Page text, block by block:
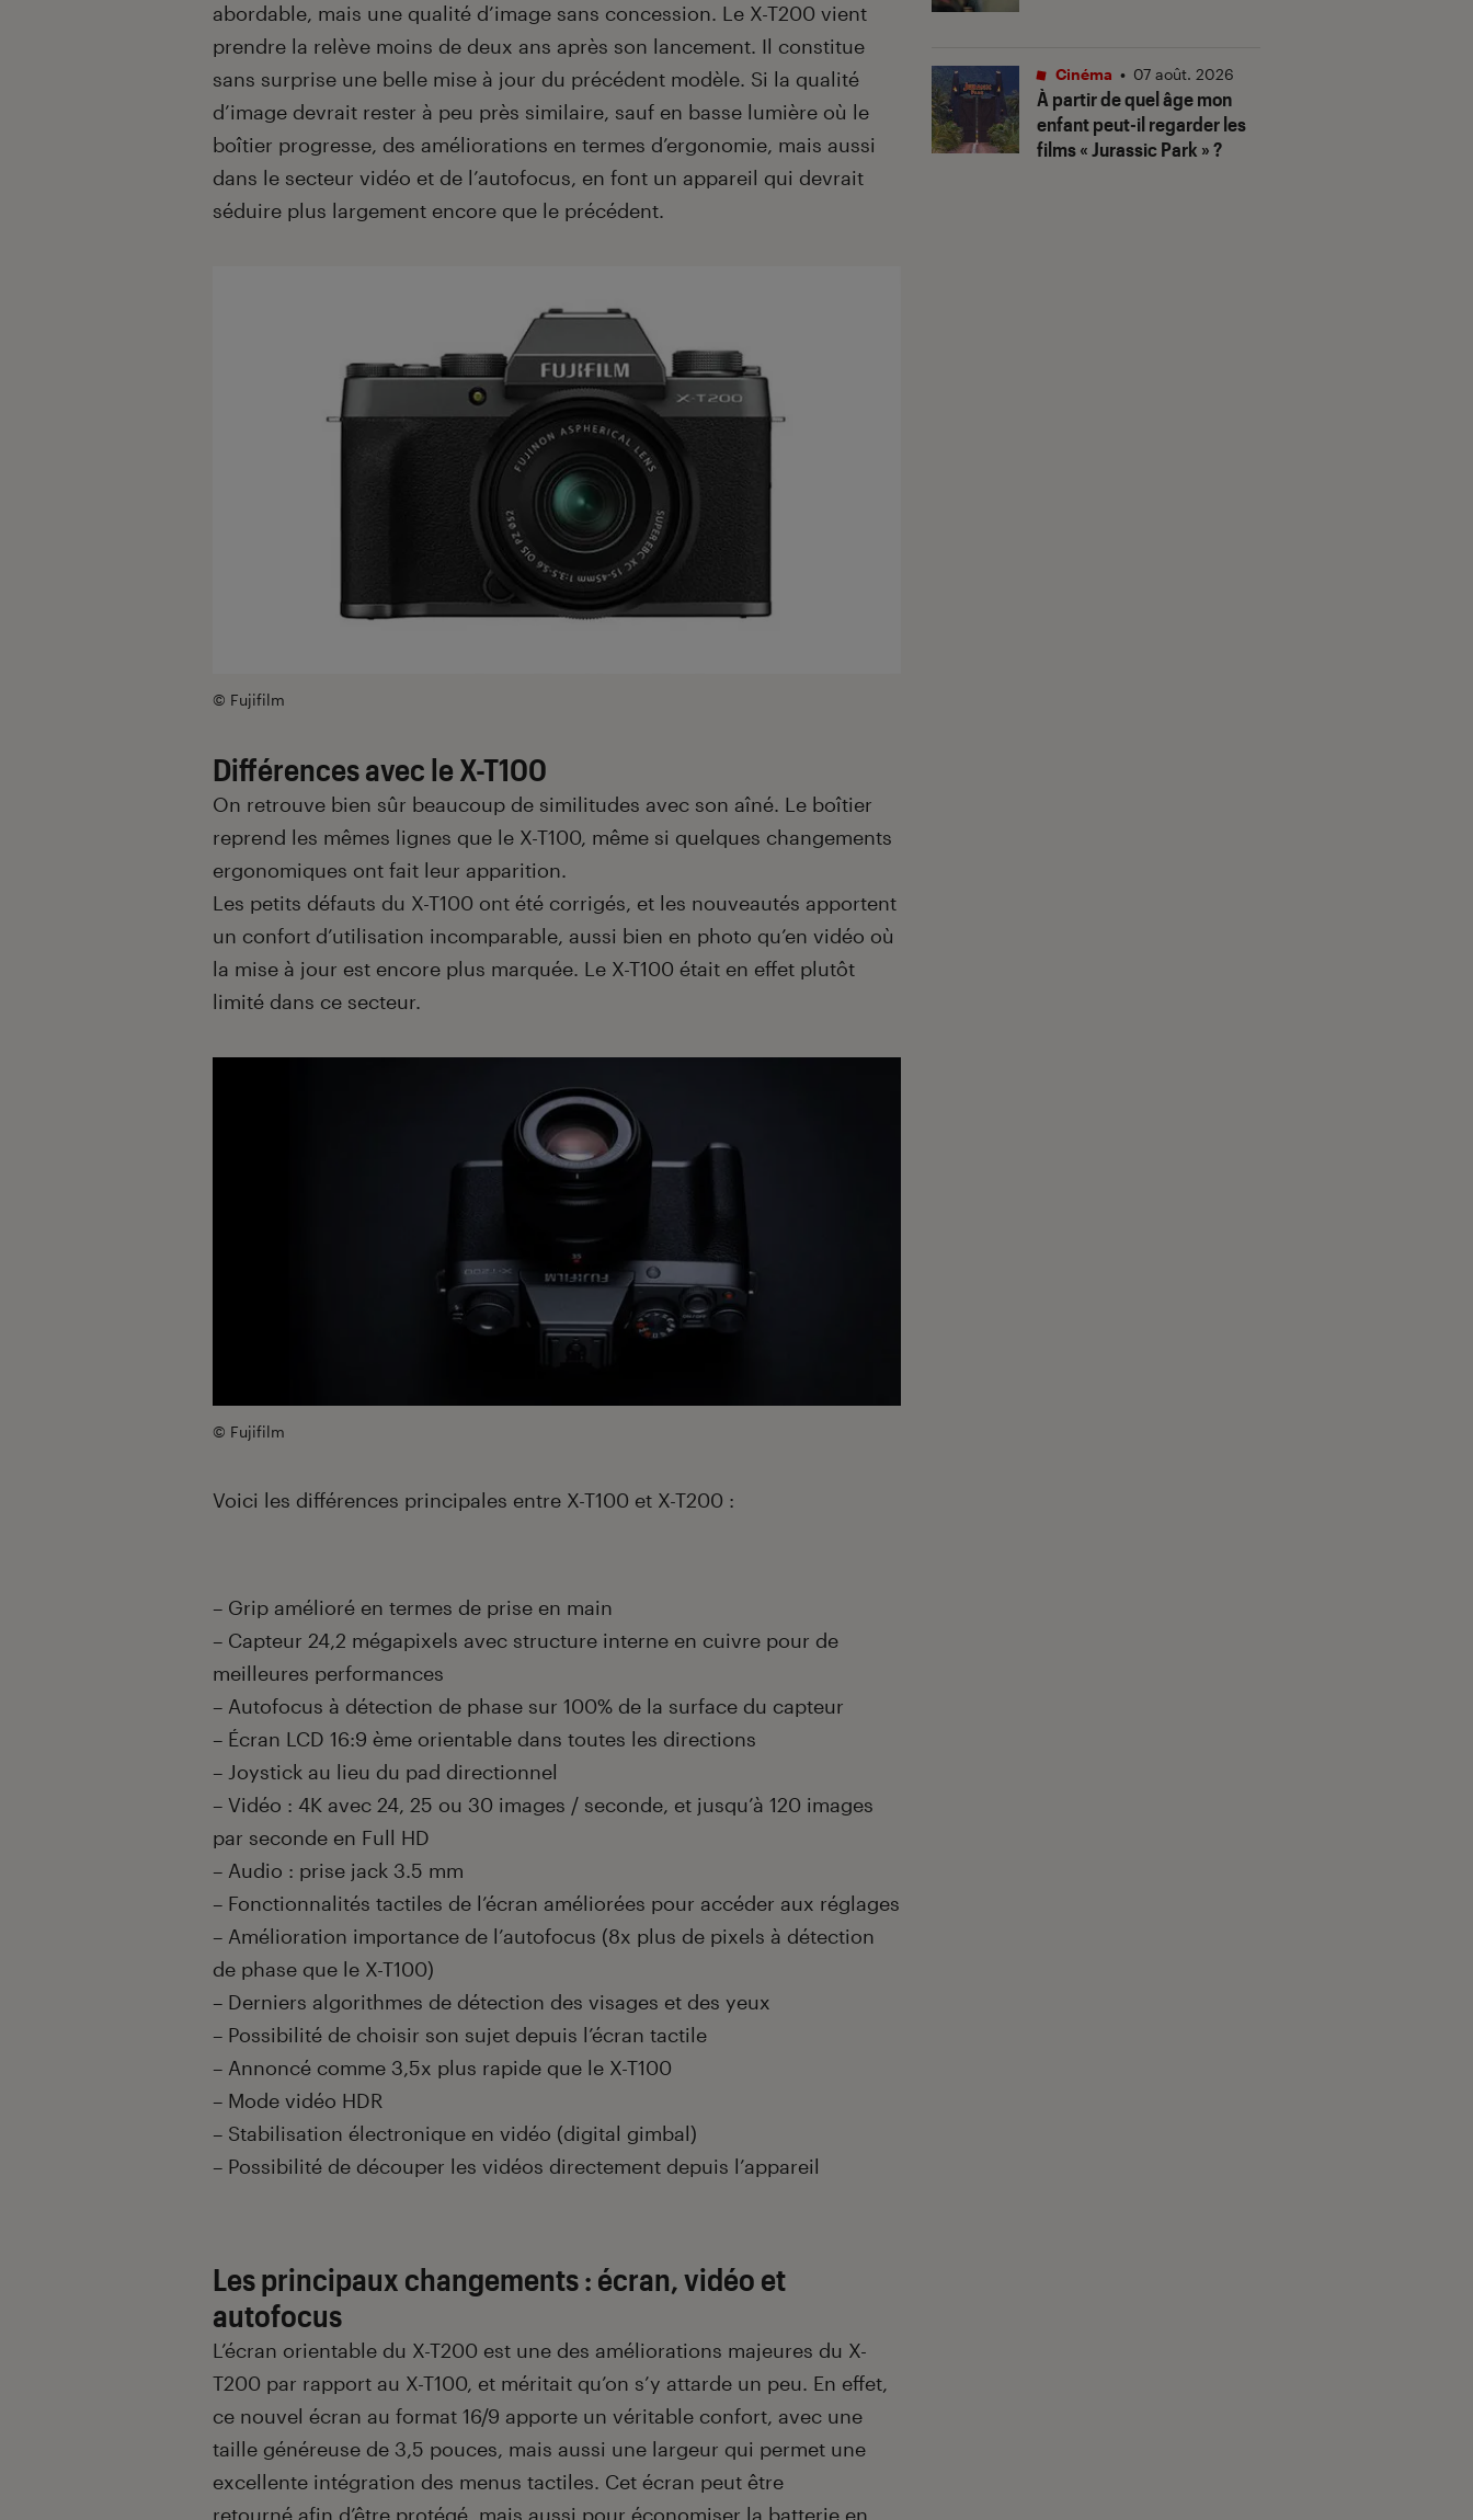
abordable, mais une qualité d’image sans concession. Le X-T200 vient
prendre la relève moins de deux ans après son lancement. Il constitue
sans surprise une belle mise à jour du précédent modèle. Si la qualité
d’image devrait rester à peu près similaire, sauf en basse lumière où le
boîtier progresse, des améliorations en termes d’ergonomie, mais aussi
dans le secteur vidéo et de l’autofocus, en font un appareil qui devrait
séduire plus largement encore que le précédent.
© Fujifilm
Différences avec le X-T100
On retrouve bien sûr beaucoup de similitudes avec son aîné. Le boîtier
reprend les mêmes lignes que le X-T100, même si quelques changements
ergonomiques ont fait leur apparition.
Les petits défauts du X-T100 ont été corrigés, et les nouveautés apportent
un confort d’utilisation incomparable, aussi bien en photo qu’en vidéo où
la mise à jour est encore plus marquée. Le X-T100 était en effet plutôt
limité dans ce secteur.
© Fujifilm
Voici les différences principales entre X-T100 et X-T200 :
– Grip amélioré en termes de prise en main
– Capteur 24,2 mégapixels avec structure interne en cuivre pour de
meilleures performances
– Autofocus à détection de phase sur 100% de la surface du capteur
– Écran LCD 16:9 ème orientable dans toutes les directions
– Joystick au lieu du pad directionnel
– Vidéo : 4K avec 24, 25 ou 30 images / seconde, et jusqu’à 120 images
par seconde en Full HD
– Audio : prise jack 3.5 mm
– Fonctionnalités tactiles de l’écran améliorées pour accéder aux réglages
– Amélioration importance de l’autofocus (8x plus de pixels à détection
de phase que le X-T100)
– Derniers algorithmes de détection des visages et des yeux
– Possibilité de choisir son sujet depuis l’écran tactile
– Annoncé comme 3,5x plus rapide que le X-T100
– Mode vidéo HDR
– Stabilisation électronique en vidéo (digital gimbal)
– Possibilité de découper les vidéos directement depuis l’appareil
Les principaux changements : écran, vidéo et
autofocus
L’écran orientable du X-T200 est une des améliorations majeures du X-
T200 par rapport au X-T100, et méritait qu’on s’y attarde un peu. En effet,
ce nouvel écran au format 16/9 apporte un véritable confort, avec une
taille généreuse de 3,5 pouces, mais aussi une largeur qui permet une
excellente intégration des menus tactiles. Cet écran peut être
retourné afin d’être protégé, mais aussi pour économiser la batterie en
À partir de quel âge mon
enfant peut-il regarder les
films « Jurassic Park » ?
Cinéma • 07 août. 2026